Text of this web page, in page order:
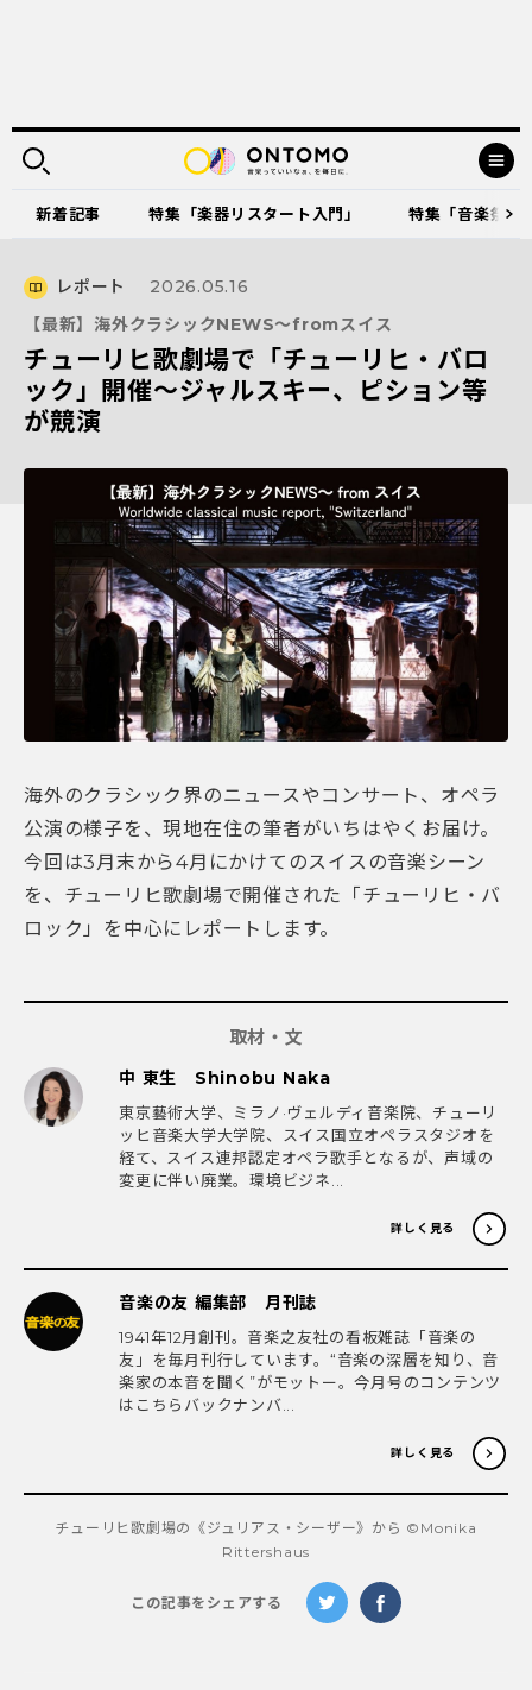
新着記事 特集「楽器リスタート入門」 特集「音楽祭
レポート
2026.05.16
【最新】海外クラシックNEWS～fromスイス
チューリヒ歌劇場で「チューリヒ・バロ
ック」開催～ジャルスキー、ピション等
が競演
海外のクラシック界のニュースやコンサート、オペラ
公演の様子を、現地在住の筆者がいちはやくお届け。
今回は3月末から4月にかけてのスイスの音楽シーン
を、チューリヒ歌劇場で開催された「チューリヒ・バ
ロック」を中心にレポートします。
取材・文
中 東生 Shinobu Naka
東京藝術大学、ミラノ·ヴェルディ音楽院、チューリ
ッヒ音楽大学大学院、スイス国立オペラスタジオを
経て、スイス連邦認定オペラ歌手となるが、声域の
変更に伴い廃業。環境ビジネ...
詳しく見る
音楽の友 編集部 月刊誌
1941年12月創刊。音楽之友社の看板雑誌「音楽の
友」を毎月刊行しています。“音楽の深層を知り、音
楽家の本音を聞く”がモットー。今月号のコンテンツ
はこちらバックナンバ...
詳しく見る
チューリヒ歌劇場の《ジュリアス・シーザー》から ©Monika
Rittershaus
この記事をシェアする